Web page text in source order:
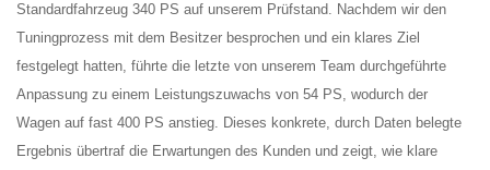
Standardfahrzeug 340 PS auf unserem Prüfstand. Nachdem wir den
Tuningprozess mit dem Besitzer besprochen und ein klares Ziel
festgelegt hatten, führte die letzte von unserem Team durchgeführte
Anpassung zu einem Leistungszuwachs von 54 PS, wodurch der
Wagen auf fast 400 PS anstieg. Dieses konkrete, durch Daten belegte
Ergebnis übertraf die Erwartungen des Kunden und zeigt, wie klare